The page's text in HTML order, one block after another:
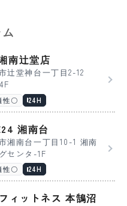
南辻堂店
辻堂神台一丁目2-12
性〇 24H
湘南台
湘南台一丁目10-1 湘南
センタ-1F
性〇 24H
ィットネス 本鵠沼